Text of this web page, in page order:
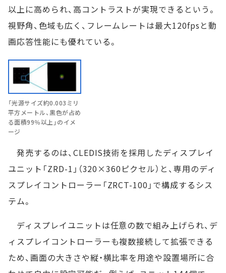
以上に高められ、高コントラストが実現できるという。
視野角、色域も広く、フレームレートは最大120fpsと動
画応答性能にも優れている。
「光源サイズ約0.003ミリ
平方メートル、黒色が占め
る面積99％以上」のイメ
ージ
発売するのは、CLEDIS技術を採用したディスプレイ
ユニット「ZRD-1」（320×360ピクセル）と、専用のディ
スプレイコントローラー「ZRCT-100」で構成するシス
テム。
ディスプレイユニットは任意の数で組み上げられ、デ
ィスプレイコントローラーも複数接続して拡張できる
ため、画面の大きさや縦・横比率を用途や設置場所に合